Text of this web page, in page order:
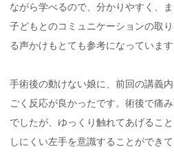
ながら学べるので、分かりやすく、
子どもとのコミュニケーションの取
る声かけもとても参考になっていま
手術後の動けない娘に、前回の講義
ごく反応が良かったです。術後で痛
でしたが、ゆっくり触れてあげるこ
しにくい左手を意識することができ